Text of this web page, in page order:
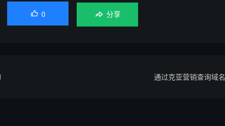
 0 分享
通过克亚营销查询域名